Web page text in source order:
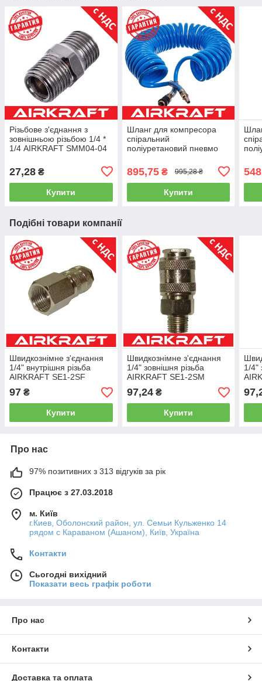
Різьбове з'єднання з
зовнішньою різьбою 1/4 *
1/4 AIRKRAFT SMM04-04
27,28 ₴
Купити
Шланг для компресора
спіральний
поліуретановий пневмо
AIRKRAFT. Made in Italy.
AHC48-J
895,75₴ 995,28 ₴
Купити
C
Подібні товари компанії
Швидкознімне з'єднання
1/4" внутрішня різьба
AIRKRAFT SE1-2SF
(швидкознімання)
97 ₴
Купити
Швидкознімне з'єднання
1/4" зовнішня різьба
AIRKRAFT SE1-2SM
(швидкознімання)
97,24₴
Купити
1/4"
Про нас
97% позитивних з 313 відгуків за рік
Працює з 27.03.2018
м. Київ
г.Киев, Оболонский район, ул. Семьи Кульженко 14
рядом с Караваном (Ашаном), Київ, Україна
Контакти
Сьогодні вихідний
Показати весь графік роботи
Про нас
Контакти
Доставка та оплата